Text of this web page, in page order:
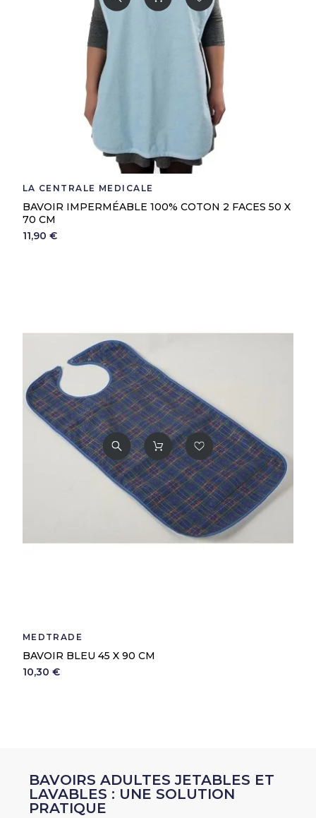
LA CENTRALE MEDICALE
BAVOIR IMPERMÉABLE 100% COTON 2 FACES 50 X
70 CM
11,90 €
MEDTRADE
BAVOIR BLEU 45 X 90 CM
10,30 €
BAVOIRS ADULTES JETABLES ET
LAVABLES : UNE SOLUTION
PRATIQUE